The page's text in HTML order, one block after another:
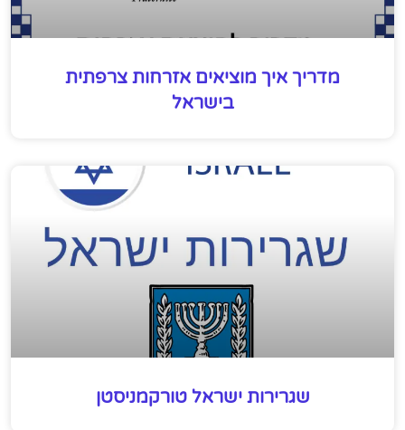
מדריך איך מוציאים אזרחות צרפתית
בישראל
שגרירות ישראל טורקמניסטן